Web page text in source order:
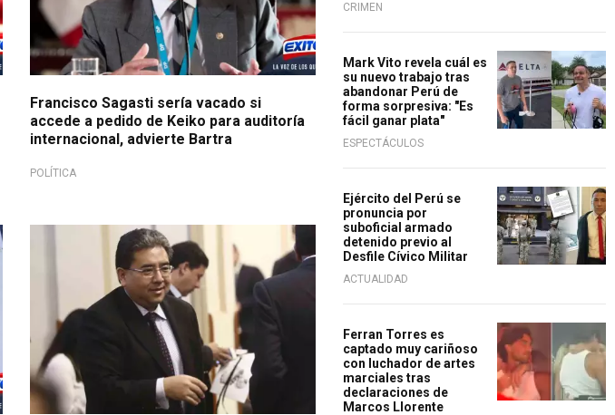
Francisco Sagasti sería vacado si
accede a pedido de Keiko para auditoría
internacional, advierte Bartra
POLÍTICA
CRIMEN
Mark Vito revela cuál es
su nuevo trabajo tras
abandonar Perú de
forma sorpresiva: "Es
fácil ganar plata"
ESPECTÁCULOS
Ejército del Perú se
pronuncia por
suboficial armado
detenido previo al
Desfile Cívico Militar
ACTUALIDAD
Ferran Torres es
captado muy cariñoso
con luchador de artes
marciales tras
declaraciones de
Marcos Llorente